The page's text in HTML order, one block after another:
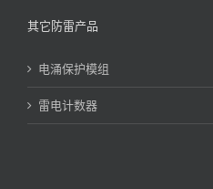
其它防雷产品
电涌保护模组
雷电计数器